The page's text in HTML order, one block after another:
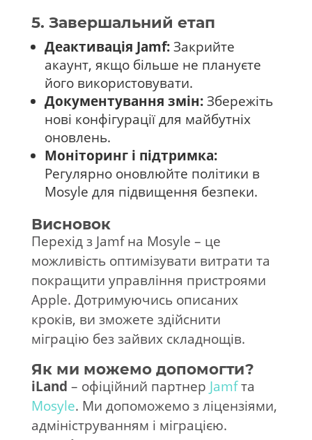
5. Завершальний етап
Деактивація Jamf:Закрийте
акаунт, якщо більше не плануєте
його використовувати.
Документування змін:Збережіть
нові конфігурації для майбутніх
оновлень.
Моніторинг і підтримка:
Регулярно оновлюйте політики в
Mosyle для підвищення безпеки.
Висновок
Перехід з Jamf на Mosyle – це
можливість оптимізувати витрати та
покращити управління пристроями
Apple. Дотримуючись описаних
кроків, ви зможете здійснити
міграцію без зайвих складнощів.
Як ми можемо допомогти?
iLand – офіційний партнер Jamfта
Mosyle. Ми допоможемо з ліцензіями,
адмініструванням і міграцією.